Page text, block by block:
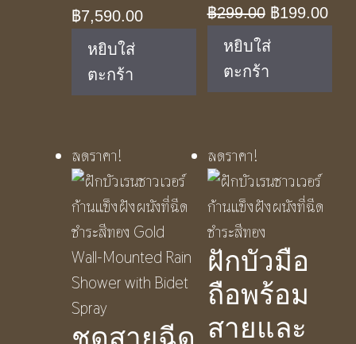
Original
price
฿11,390.00.
฿7,590.00Current
฿7,590.00.
หยิบใส่
ตะกร้า
฿299.00 Original
price
฿299.00.
฿199.00
฿
หยิบใส่
ตะกร้า
ลดราคา!
ชุดสายฉีด
ลดราคา!
ฝักบัวมือ
ถือพร้อม
สายและ